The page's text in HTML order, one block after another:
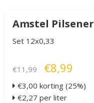
Amstel Pilsener
Set 12x0,33
€11,99 €8,99
€3,00 korting (25%)
€2,27 per liter